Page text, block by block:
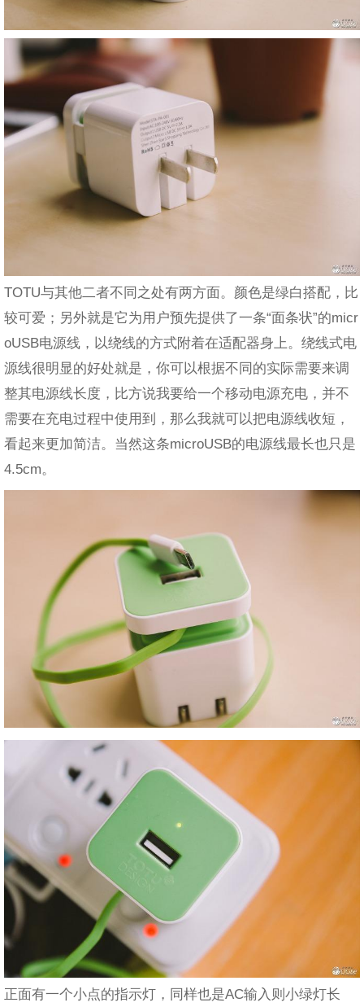
TOTU与其他二者不同之处有两方面。颜色是绿白搭配，比
较可爱；另外就是它为用户预先提供了一条“面条状”的micr
oUSB电源线，以绕线的方式附着在适配器身上。绕线式电
源线很明显的好处就是，你可以根据不同的实际需要来调
整其电源线长度，比方说我要给一个移动电源充电，并不
需要在充电过程中使用到，那么我就可以把电源线收短，
看起来更加简洁。当然这条microUSB的电源线最长也只是
4.5cm。
正面有一个小点的指示灯，同样也是AC输入则小绿灯长